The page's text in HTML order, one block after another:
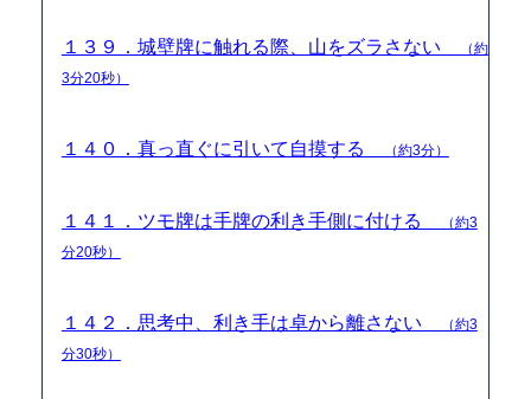
１３９．城壁牌に触れる際、山をズラさない
（約
3分20秒）
１４０．真っ直ぐに引いて自摸する （約3分）
１４１．ツモ牌は手牌の利き手側に付ける
（約3
分20秒）
１４２．思考中、利き手は卓から離さない
（約3
分30秒）